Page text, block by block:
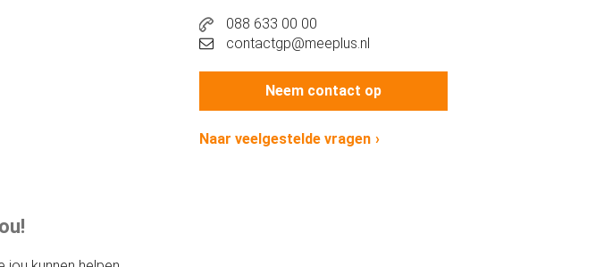
088 633 00 00
contactgp@meeplus.nl
Neem contact op
Naar veelgestelde vragen